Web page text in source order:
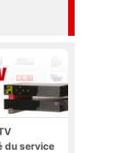
du service